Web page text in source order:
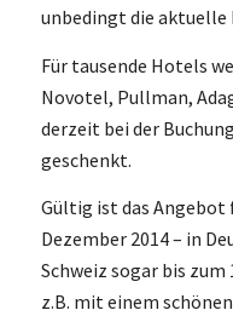
unbedingt die aktuelle
Für tausende Hotels
Novotel, Pullman,
derzeit bei der
geschenkt.
Gültig ist das Angebot
Dezember 2014 – in
Schweiz sogar bis zum
z.B. mit einem